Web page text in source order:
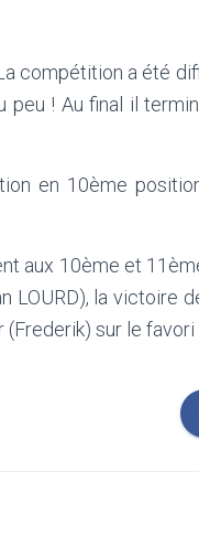
compétition a été
peu ! Au final il
en 10ème
aux 10ème et
LOURD), la victoire
sur le favori